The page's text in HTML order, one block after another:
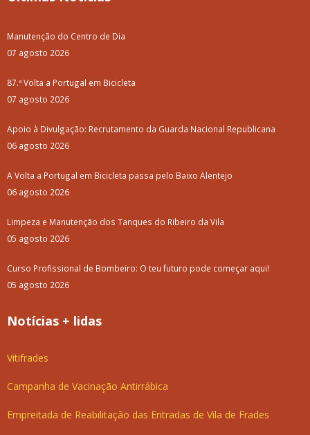
Manutenção do Centro de Dia
07 agosto 2026
87.ª Volta a Portugal em Bicicleta
07 agosto 2026
Apoio à Divulgação: Recrutamento da Guarda Nacional Republicana
06 agosto 2026
A Volta a Portugal em Bicicleta passa pelo Baixo Alentejo
06 agosto 2026
Limpeza e Manutenção dos Tanques do Ribeiro da Vila
05 agosto 2026
Curso Profissional de Bombeiro: O teu futuro pode começar aqui!
05 agosto 2026
Notícias + lidas
Vitifrades
Campanha de Vacinação Antirrábica
Empreitada de Reabilitação das Entradas de Vila de Frades